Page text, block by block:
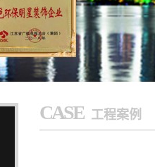
CASE 工程案例